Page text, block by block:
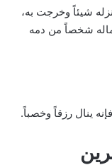
شيئاً وخرجت به،
شخصاً من دمه
ينال رزقاً وخصباً.